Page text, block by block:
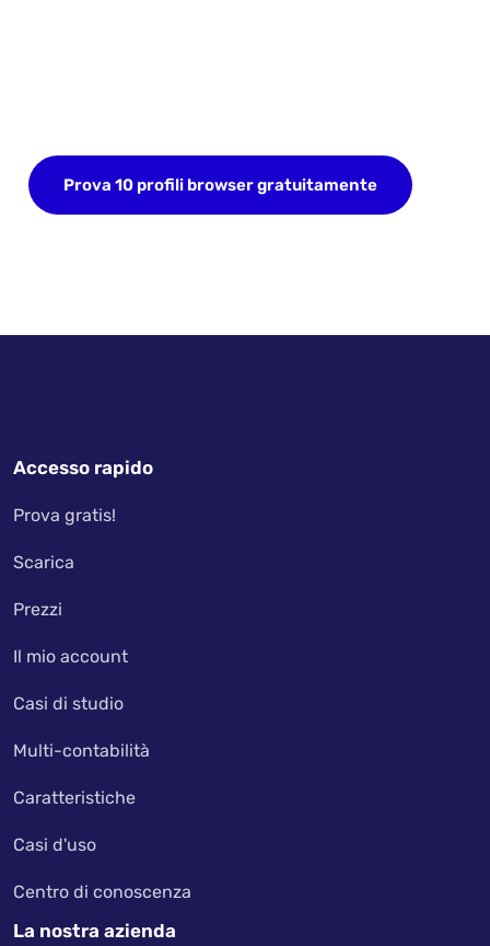
Prova 10 profili browser gratuitamente
Accesso rapido
Prova gratis!
Scarica
Prezzi
Il mio account
Casi di studio
Multi-contabilità
Caratteristiche
Casi d'uso
Centro di conoscenza
La nostra azienda